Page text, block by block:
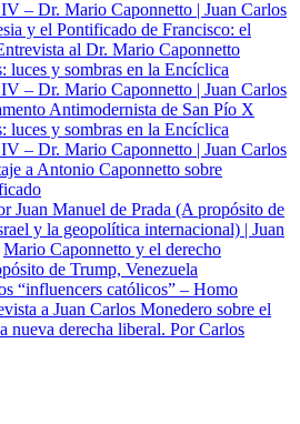
– Dr. Mario Caponnetto | Juan Carlos
y el Pontificado de Francisco: el
al Dr. Mario Caponnetto
luces y sombras en la Encíclica
– Dr. Mario Caponnetto | Juan Carlos
Antimodernista de San Pío X
luces y sombras en la Encíclica
– Dr. Mario Caponnetto | Juan Carlos
a Antonio Caponnetto sobre
Juan Manuel de Prada (A propósito de
y la geopolítica internacional) | Juan
Mario Caponnetto y el derecho
de Trump, Venezuela
“influencers católicos” – Homo
a Juan Carlos Monedero sobre el
nueva derecha liberal. Por Carlos